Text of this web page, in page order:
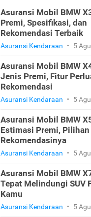
Asuransi Mobil BMW
Premi, Spesifikasi, dan
Rekomendasi Terbaik
Asuransi Kendaraan • 5
Asuransi Mobil BMW
Jenis Premi, Fitur
Rekomendasi
Asuransi Kendaraan • 5
Asuransi Mobil BMW
Estimasi Premi,
Rekomendasinya
Asuransi Kendaraan • 5
Asuransi Mobil BMW
Tepat Melindungi SUV
Kamu
Asuransi Kendaraan • 5